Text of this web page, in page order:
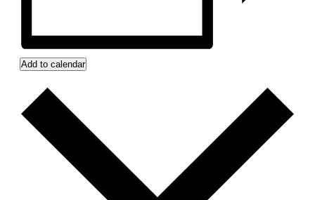
Add to calendar